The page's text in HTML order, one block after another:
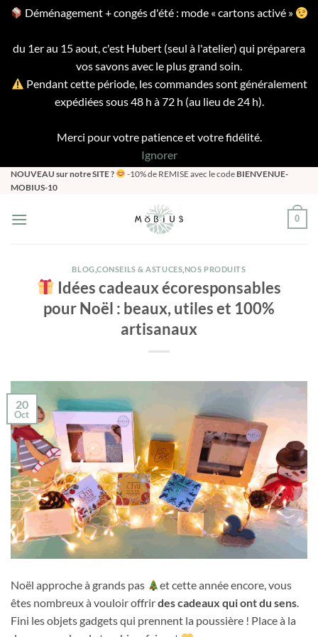
Déménagement + congés d'été : mode « cartons activé »
du 1er au 15 aout, c'est Hubert (seul à l'atelier) qui préparera
vos savons avec le plus grand soin.
Pendant cette période, les commandes sont généralement
expédiées sous 48 h à 72 h (au lieu de 24 h).
Merci pour votre patience et votre fidélité.
Ignorer
Passer
au
NOUVEAU sur notre SITE ? -10% de REMISE avec le code BIENVENUE-
MOBIUS-10
0
BLOG ,CONSEILS & ASTUCES NOS PRODUITS
Idées cadeaux écoresponsables
pour Noël : beaux, utiles et 100%
artisanaux
20
Oct
Noël approche à grands pas
et cette année encore, vous
êtes nombreux à vouloir offrirdes cadeaux qui ont du sens.
Fini les objets gadgets qui prennent la poussière ! Place à la